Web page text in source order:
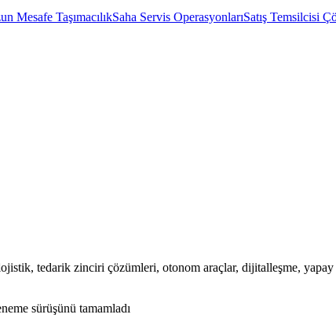
Mesafe TaşımacılıkSaha Servis OperasyonlarıSatış Temsilcisi
tedarik zinciri çözümleri, otonom araçlar, dijitalleşme,
sürüşünü tamamladı